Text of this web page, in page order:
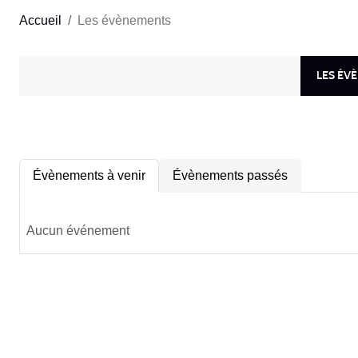
Accueil Les évènements
LES
Évènements à venir Évènements passés
Aucun événement